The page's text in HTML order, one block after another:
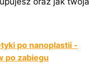
po nanoplastii -
po zabiegu